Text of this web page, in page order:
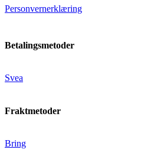
Personvernerklæring
Betalingsmetoder
Svea
Fraktmetoder
Bring